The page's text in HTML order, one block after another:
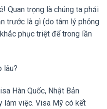
Quan trọng là chúng ta phải
trước là gì (do tâm lý phỏng
phục triệt để trong lần
lâu?
Hàn Quốc, Nhật Bản
làm việc. Visa Mỹ có kết